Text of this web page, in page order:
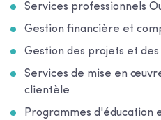
Services professionnels
Gestion financière et
Gestion des projets et des
Services de mise en
clientèle
Programmes d'éducation